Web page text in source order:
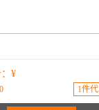
¥
0 1件